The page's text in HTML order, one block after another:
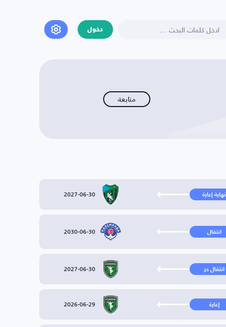
دخول
متابعة
نهاية إعارة 2027-06-30
انتقال 2030-06-30
انتقال حر 2027-06-30
إعارة 2026-06-29